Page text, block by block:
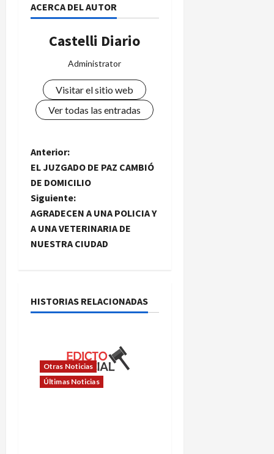
ACERCA DEL AUTOR
Castelli Diario
Administrator
Visitar el sitio web
Ver todas las entradas
N
a
v
e
c
ó
n
Anterior:
EL JUZGADO DE PAZ CAMBIÓ
DE DOMICILIO
Siguiente:
AGRADECEN A UNA POLICIA Y
A UNA VETERINARIA DE
NUESTRA CIUDAD
HISTORIAS RELACIONADAS
Otras Noticias
Últimas Noticias